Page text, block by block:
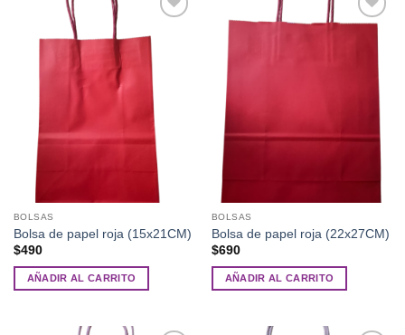
lista de
deseos
BOLSAS
Bolsa de papel roja (15x21CM)
$490
AÑADIR AL CARRITO
Añadir
deseos
BOLSAS
Bolsa de papel roja (22x27CM)
$690
AÑADIR AL CARRITO